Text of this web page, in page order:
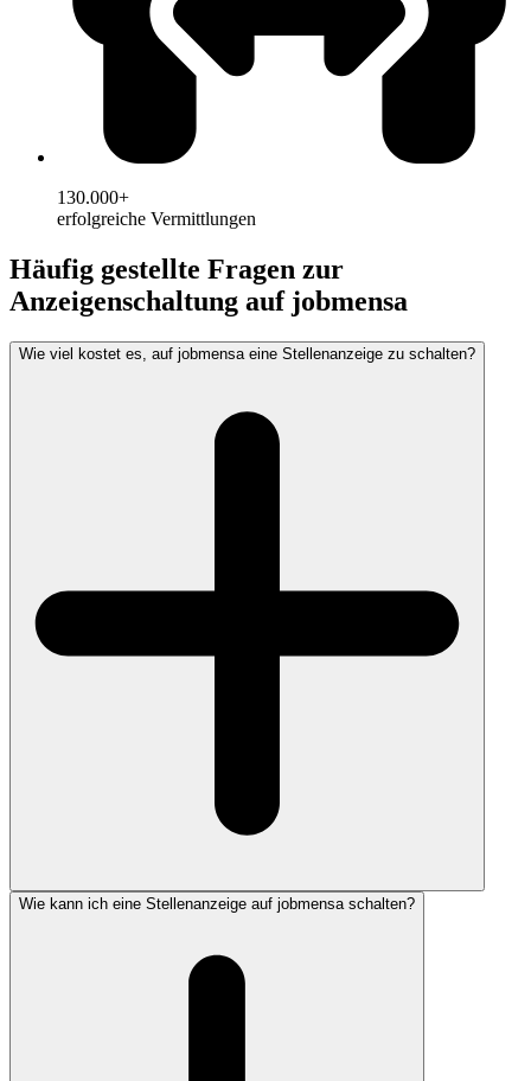
130.000+
erfolgreiche Vermittlungen
Häufig gestellte Fragen zur
Anzeigenschaltung auf jobmensa
Wie viel kostet es, auf jobmensa eine Stellenanzeige zu schalten?
Wie kann ich eine Stellenanzeige auf jobmensa schalten?